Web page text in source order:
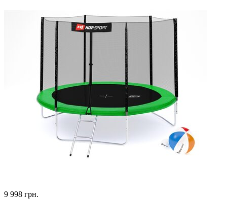
9 998 грн.